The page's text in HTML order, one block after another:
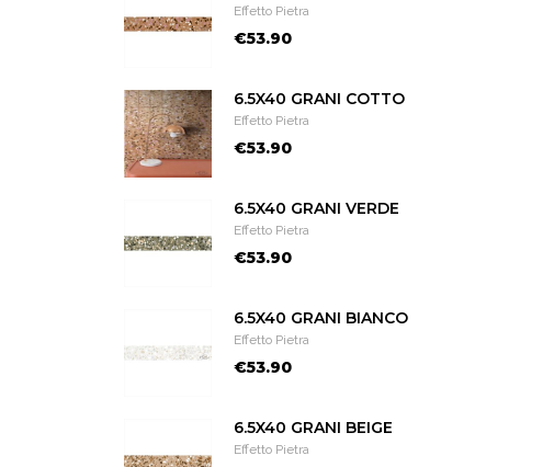
Effetto Pietra
€53.90
6.5X40 GRANI COTTO
Effetto Pietra
€53.90
6.5X40 GRANI VERDE
Effetto Pietra
€53.90
6.5X40 GRANI BIANCO
Effetto Pietra
€53.90
6.5X40 GRANI BEIGE
Effetto Pietra